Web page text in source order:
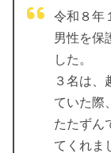
令和８年
男性を保
した。
３名は、
ていた際
たたずん
てくれま